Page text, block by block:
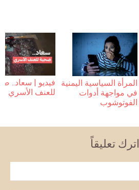
المرأة السياسية اليمنية
في مواجهة أدوات
الفوتوشوب
فيديو | سعاد..
للعنف الأسري
اترك تعليقاً